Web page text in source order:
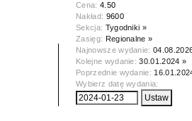
Cena: 4.50
Nakład: 9600
Sekcja: Tygodniki »
Zasięg: Regionalne »
Najnowsze wydanie:
Kolejne wydanie:30.01.2024 »
Poprzednie wydanie:
Wybierz datę wydania: